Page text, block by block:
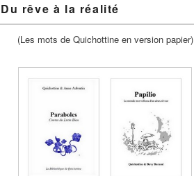
Du rêve à la réalité
(Les mots de Quichottine en version papier)